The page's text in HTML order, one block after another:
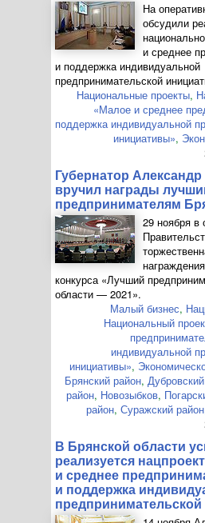
На
обсудили
и среднее
и поддержка индивидуальной
предпринимательской
Национальные проекты,
«Малое и среднее
поддержка индивидуальной
инициативы»,
Губернатор
вручил награды
предпринимателям
29 ноября в
конкурса «Лучший
области — 2021».
Малый бизнес,
Национальный
индивидуальной
инициативы»,
Брянский район,
район, Новозыбков,
район, Суражский район
В Брянской области
реализуется
и среднее
и поддержка